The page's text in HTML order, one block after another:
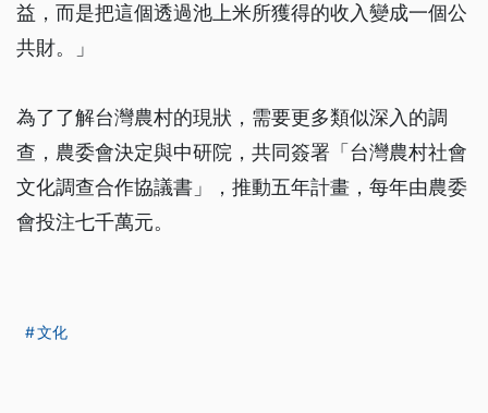
益，而是把這個透過池上米所獲得的收入變成一個公
共財。」
為了了解台灣農村的現狀，需要更多類似深入的調
查，農委會決定與中研院，共同簽署「台灣農村社會
文化調查合作協議書」，推動五年計畫，每年由農委
會投注七千萬元。
文化